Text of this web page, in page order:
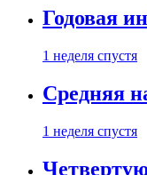
Годовая
1 неделя спустя
Средняя
1 неделя спустя